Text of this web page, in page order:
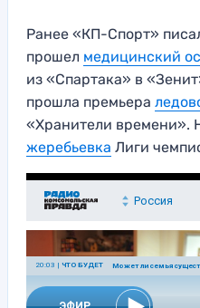
Ранее «КП-Спорт»
прошел медицинский
из «Спартака» в
прошла премьера
«Хранители времени».
жеребьевка Лиги